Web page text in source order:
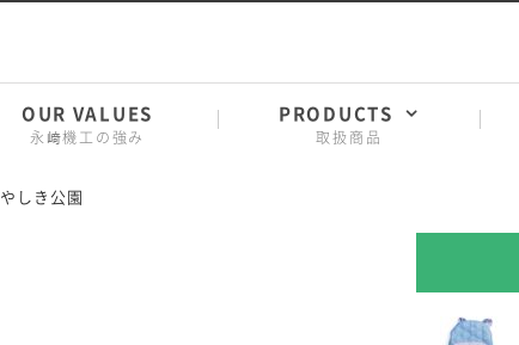
OUR VALUES
永﨑機工の強み
PRODUCTS
取扱商品
しき公園